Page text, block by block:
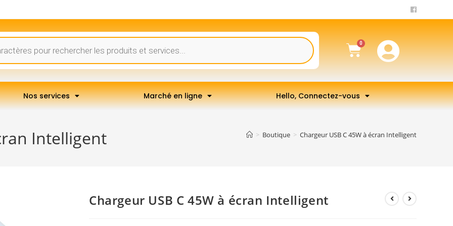
Nos services Marché en ligne Hello, Connectez-vous
Intelligent > Boutique > Chargeur USB C 45W à écran Intelligent
Chargeur USB C 45W à écran Intelligent